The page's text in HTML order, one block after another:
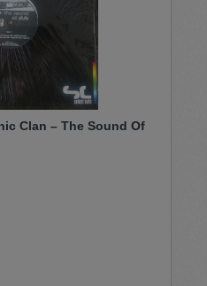
Clan – The Sound Of